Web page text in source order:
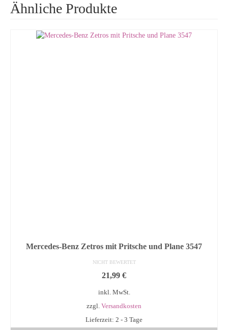
Ähnliche Produkte
Mercedes-Benz Zetros mit Pritsche und Plane 3547
NICHT BEWERTET
21,99 €
inkl. MwSt.
zzgl. Versandkosten
Lieferzeit: 2 - 3 Tage